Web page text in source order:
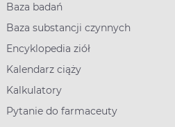
Baza badań
Baza substancji czynnych
Encyklopedia ziół
Kalendarz ciąży
Kalkulatory
Pytanie do farmaceuty